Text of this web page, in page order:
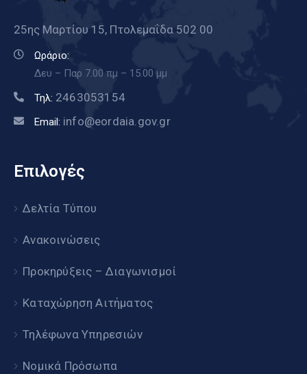
25ης Μαρτίου 15, Πτολεμαΐδα 502 00
Ωράριο:
Δευ – Παρ 7.00 πμ – 15.00 μμ
Τηλ: 2463053154
Email: info@eordaia.gov.gr
Επιλογές
Δελτία Τύπου
Ανακοινώσεις
Προκηρύξεις – Διαγωνισμοί
Καταχώρηση Αιτήματος
Τηλέφωνα Υπηρεσιών
Νομικά Πρόσωπα